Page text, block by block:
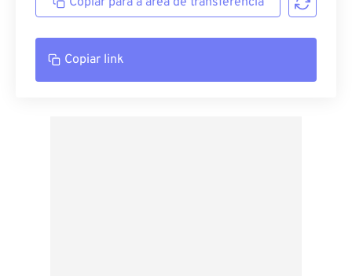
Copiar link